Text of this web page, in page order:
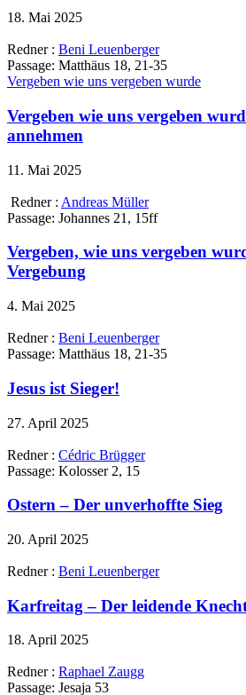
18. Mai 2025
Redner : Beni Leuenberger
Passage: Matthäus 18, 21-35
Vergeben wie uns vergeben wurde
Vergeben wie uns vergeben
annehmen
11. Mai 2025
Redner : Andreas Müller
Passage: Johannes 21, 15ff
Vergeben, wie uns vergeben
Vergebung
4. Mai 2025
Redner : Beni Leuenberger
Passage: Matthäus 18, 21-35
Jesus ist Sieger!
27. April 2025
Redner : Cédric Brügger
Passage: Kolosser 2, 15
Ostern – Der unverhoffte Sieg
20. April 2025
Redner : Beni Leuenberger
Karfreitag – Der leidende
18. April 2025
Redner : Raphael Zaugg
Passage: Jesaja 53